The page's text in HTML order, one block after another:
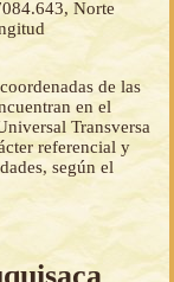
Norte
de las
en el
Transversa
referencial y
según el